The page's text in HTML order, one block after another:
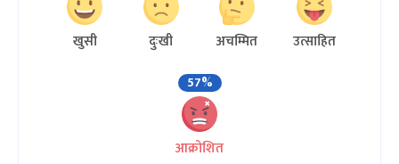
खुसी दुःखी अचम्मित
उत्साहित
57%
आक्रोशित